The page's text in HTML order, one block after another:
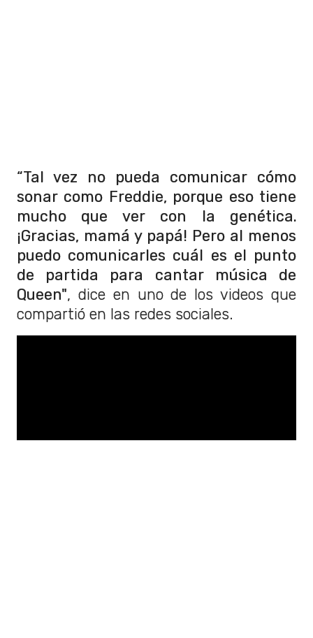
“Tal vez no pueda comunicar cómo
sonar como Freddie, porque eso tiene
mucho que ver con la genética.
¡Gracias, mamá y papá! Pero al menos
puedo comunicarles cuál es el punto
de partida para cantar música de
Queen", dice en uno de los videos que
compartió en las redes sociales.